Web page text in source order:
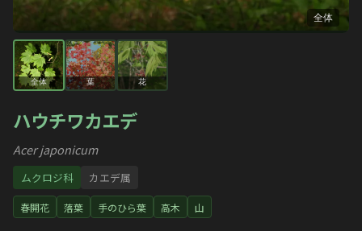
全体
全体 葉 花
ハウチワカエデ
Acer japonicum
ムクロジ科 カエデ属
春開花 落葉 手のひら葉 高木 山